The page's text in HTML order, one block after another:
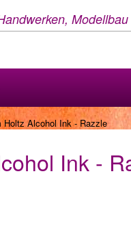
Modellbau
Alcohol Ink - Razzle
Ink -